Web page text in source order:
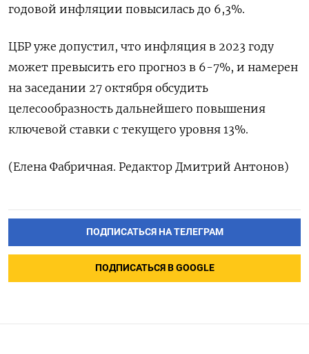
годовой инфляции повысилась до 6,3%.
ЦБР уже допустил, что инфляция в 2023 году
может превысить его прогноз в 6-7%, и намерен
на заседании 27 октября обсудить
целесообразность дальнейшего повышения
ключевой ставки с текущего уровня 13%.
(Елена Фабричная. Редактор Дмитрий Антонов)
ПОДПИСАТЬСЯ НА ТЕЛЕГРАМ
ПОДПИСАТЬСЯ В GOOGLE